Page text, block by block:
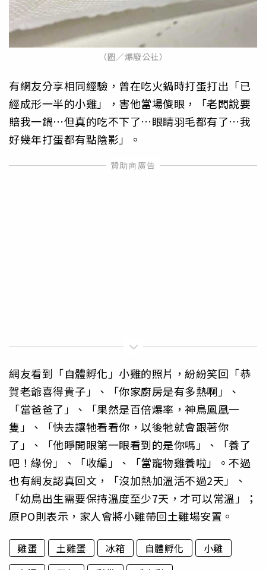
（圖／爆廢公社）
有網友分享相同經驗，曾在吃火鍋時打蛋打出「已
經成形一半的小雞」，害他當場傻眼，「老闆說要
賠我一鍋⋯但真的吃不下了…眼睛羽毛都有了…我
好幾年打蛋都有點陰影」。
網友看到「自體孵化」小雞的照片，紛紛笑回「恭
賀老爺喜得貴子」、「你家廚房是有多熱啊」、
「當爸爸了」、「果然是百倍爆率，神鳥鳳凰一
隻」、「快去讓牠看看你，以後牠就會跟著你
了」、「他睜開眼第一眼看到的是你嗎」、「養了
吧！緣份」、「收編」、「當寵物雞養啦」。不過
也有網友認真回文，「沒加熱加溫活不過2天」、
「幼鳥出生需要保持溫度至少7天，才可以常溫」；
原PO則表示，家人會將小雞帶回土雞場安置。
雞蛋 土雞蛋 冰箱 自體孵化
小雞